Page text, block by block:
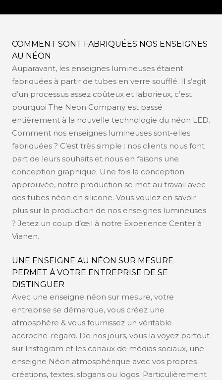
COMMENT SONT FABRIQUÉES NOS ENSEIGNES
AU NÉON
Auparavant, les enseignes lumineuses étaient
fabriquées à partir de tubes en verre soufflé. Il s’agit
d’un processus assez coûteux et laborieux, c’est
pourquoi The Neon Company est passé
entièrement à la nouvelle technologie du néon LED.
Comment nos enseignes lumineuses sont-elles
fabriquées ? C’est très simple : nos clients nous font
part de leurs souhaits et nous en faisons une
conception graphique. Une fois la conception
approuvée, notre production se met au travail avec
des tubes néon en silicone. Vous voulez en savoir
plus sur la production de nos enseignes lumineuses
? Jetez un coup d’œil à notre Experience Center à
Vianen.
UNE ENSEIGNE AU NÉON SUR MESURE
PERMET À VOTRE ENTREPRISE DE SE
DISTINGUER
Avec une enseigne néon sur mesure, votre
entreprise se démarque, vous créez une
atmosphère & vous fournissez un véritable
accroche-regard. De nos jours, vous la voyez partout
sur Instagram et les canaux de médias sociaux, une
enseigne Néon atmosphérique avec vos propres
créations, textes, slogans ou logos. Particulièrement